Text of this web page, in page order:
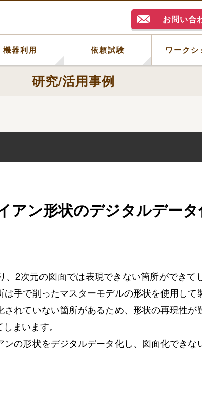
機器利用 依頼試験 ワークシ
お問い合
研究/活用事例
アン形状のデジタルデー
2次元の図面では表現できない箇所ができて
手で削ったマスターモデルの形状を使用して
れていない箇所があるため、形状の再現性が
まいます。
の形状をデジタルデータ化し、図面化できな